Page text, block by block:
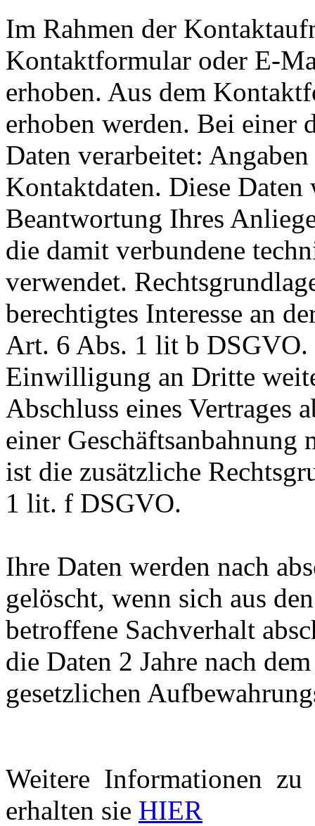
Im Rahmen der
Kontaktformular oder E-
erhoben. Aus dem
erhoben werden. Bei
Daten verarbeitet:
Kontaktdaten. Diese
Beantwortung Ihres
die damit verbundene
verwendet.
berechtigtes Interesse an
Art. 6 Abs. 1 lit b DSGVO.
Einwilligung an Dritte
Abschluss eines Vertrages
einer Geschäftsanbahnung
ist die zusätzliche
1 lit. f DSGVO.
Ihre Daten werden nach
gelöscht, wenn sich aus
betroffene Sachverhalt
die Daten 2 Jahre nach
gesetzlichen
Weitere Informationen
erhalten sie HIER